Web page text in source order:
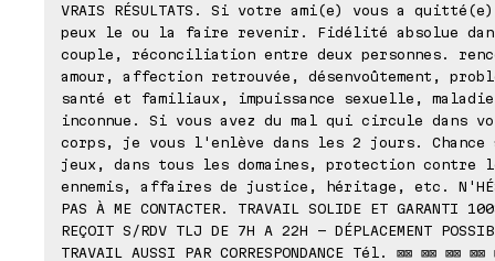
VRAIS RÉSULTATS. Si votre ami(e) vous a
peux le ou la faire revenir. Fidélité absolue
couple, réconciliation entre deux personnes.
amour, affection retrouvée, désenvoûtement,
santé et familiaux, impuissance sexuelle, maladie
inconnue. Si vous avez du mal qui circule dans
corps, je vous l'enlève dans les 2 jours. Chance
jeux, dans tous les domaines, protection contre
ennemis, affaires de justice, héritage, etc.
PAS À ME CONTACTER. TRAVAIL SOLIDE ET GARANTI
REÇOIT S/RDV TLJ DE 7H A 22H - DÉPLACEMENT
TRAVAIL AUSSI PAR CORRESPONDANCE Tél. ⊠⊠ ⊠⊠ ⊠⊠ ⊠⊠